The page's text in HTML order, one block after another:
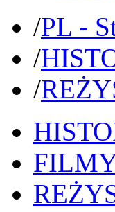
/PL -
/
/